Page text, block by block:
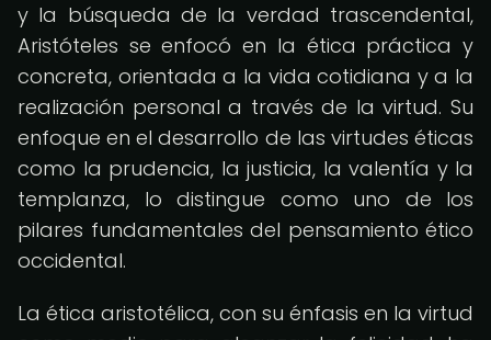
y la búsqueda de la verdad trascendental,
Aristóteles se enfocó en la ética práctica y
concreta, orientada a la vida cotidiana y a la
realización personal a través de la virtud. Su
enfoque en el desarrollo de las virtudes éticas
como la prudencia, la justicia, la valentía y la
templanza, lo distingue como uno de los
pilares fundamentales del pensamiento ético
occidental.
La ética aristotélica, con su énfasis en la virtud